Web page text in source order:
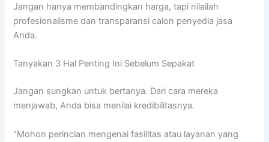
Jangan hanya membandingkan harga, tapi nilailah
profesionalisme dan transparansi calon penyedia jasa
Anda.
Tanyakan 3 Hal Penting Ini Sebelum Sepakat
Jangan sungkan untuk bertanya. Dari cara mereka
menjawab, Anda bisa menilai kredibilitasnya.
“Mohon perincian mengenai fasilitas atau layanan yang